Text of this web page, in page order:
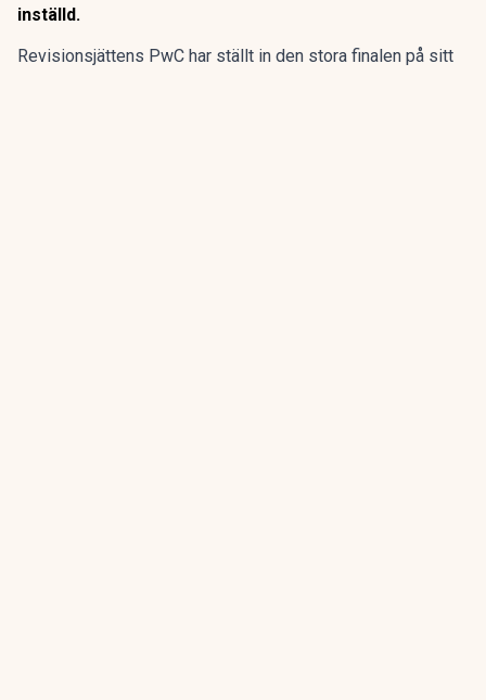
inställd.
Revisionsjättens PwC har ställt in den stora finalen på sitt